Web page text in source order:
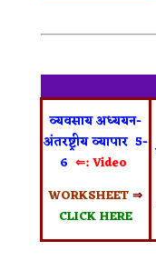
व्यवसाय अध्ययन-
अंतरष्ट्रीय व्यापार 5-
6 ⇐: Video
WORKSHEET⇒
CLICK HERE